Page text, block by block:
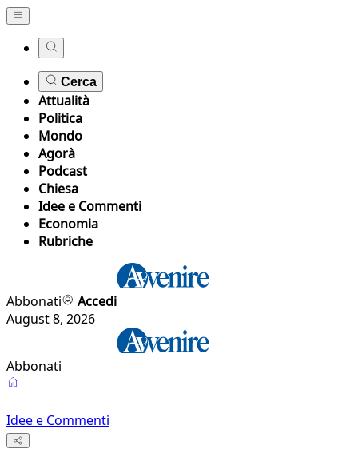
Cerca
Attualità
Politica
Mondo
Agorà
Podcast
Chiesa
Idee e Commenti
Economia
Rubriche
Abbonati
Accedi
August 8, 2026
Abbonati
Idee e Commenti